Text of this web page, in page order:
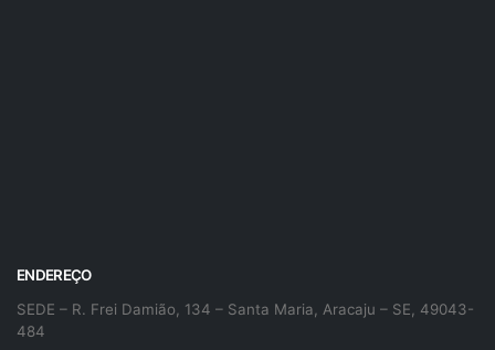
ENDEREÇO
SEDE – R. Frei Damião, 134 – Santa Maria, Aracaju – SE, 49043-
484